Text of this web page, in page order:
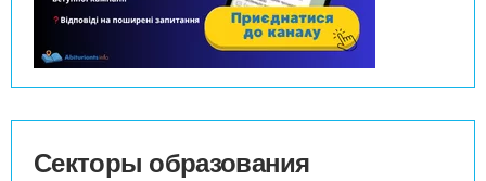
Секторы образования